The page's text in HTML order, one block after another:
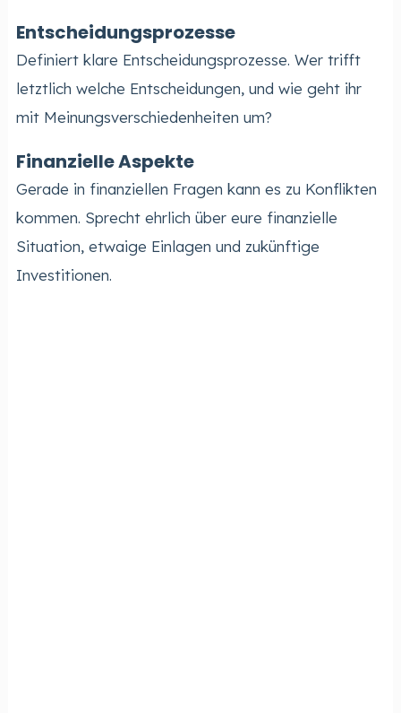
Entscheidungsprozesse
Definiert klare Entscheidungsprozesse. Wer trifft
letztlich welche Entscheidungen, und wie geht ihr
mit Meinungsverschiedenheiten um?
Finanzielle Aspekte
Gerade in finanziellen Fragen kann es zu Konflikten
kommen. Sprecht ehrlich über eure finanzielle
Situation, etwaige Einlagen und zukünftige
Investitionen.